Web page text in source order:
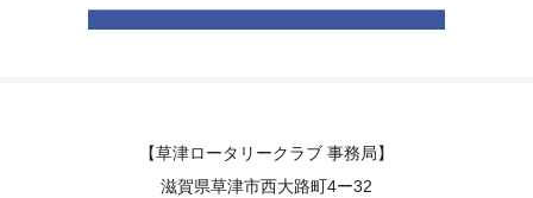
【草津ロータリークラブ 事務局】
滋賀県草津市西大路町4ー32